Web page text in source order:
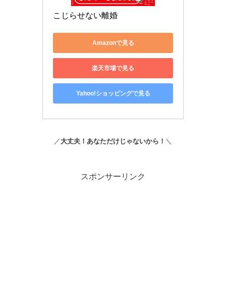
こじらせない離婚
Amazonで見る
楽天市場で見る
Yahoo!ショッピングで見る
／大丈夫！あなただけじゃないから！ ＼
スポンサーリンク